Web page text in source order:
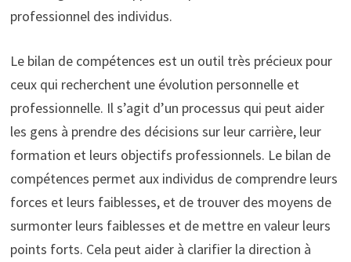
professionnel des individus.
Le bilan de compétences est un outil très précieux pour
ceux qui recherchent une évolution personnelle et
professionnelle. Il s’agit d’un processus qui peut aider
les gens à prendre des décisions sur leur carrière, leur
formation et leurs objectifs professionnels. Le bilan de
compétences permet aux individus de comprendre leurs
forces et leurs faiblesses, et de trouver des moyens de
surmonter leurs faiblesses et de mettre en valeur leurs
points forts. Cela peut aider à clarifier la direction à